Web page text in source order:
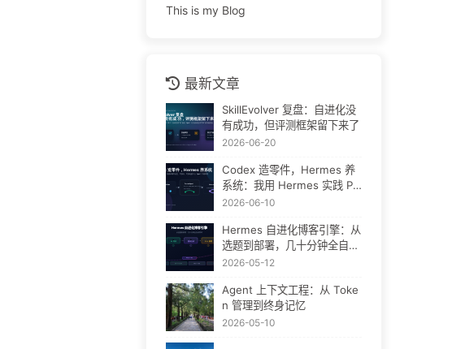
This is my Blog
最新文章
SkillEvolver 复盘：自进化没
有成功，但评测框架留下来了
2026-06-20
Codex 造零件，Hermes 养
系统：我用 Hermes 实践 Pa
ssiveAgent 的过程
2026-06-10
Hermes 自进化博客引擎：从
选题到部署，几十分钟全自动
闭环
2026-05-12
Agent 上下文工程：从 Toke
n 管理到终身记忆
2026-05-10